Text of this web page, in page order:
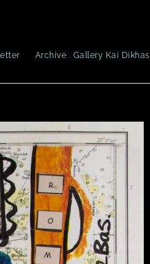
Archive . Gallery Kai Dikhas